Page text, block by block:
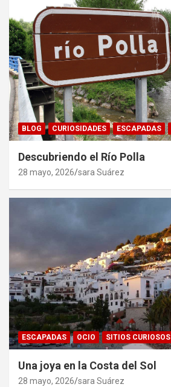
BLOG CURIOSIDADES ESCAPADAS
Descubriendo el Río Polla
28 mayo, 2026 sara Suárez
ESCAPADAS OCIO SITIOS CURIOSOS
Una joya en la Costa del Sol
28 mayo, 2026 sara Suárez